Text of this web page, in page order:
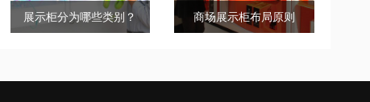
展示柜分为哪些类别？ 商场展示柜布局原则